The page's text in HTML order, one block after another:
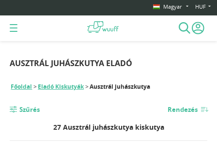
Magyar HUF
AUSZTRÁL JUHÁSZKUTYA ELADÓ
Főoldal Eladó Kiskutyák Ausztrál juhászkutya
Szűrés Rendezés
27 Ausztrál juhászkutya kiskutya